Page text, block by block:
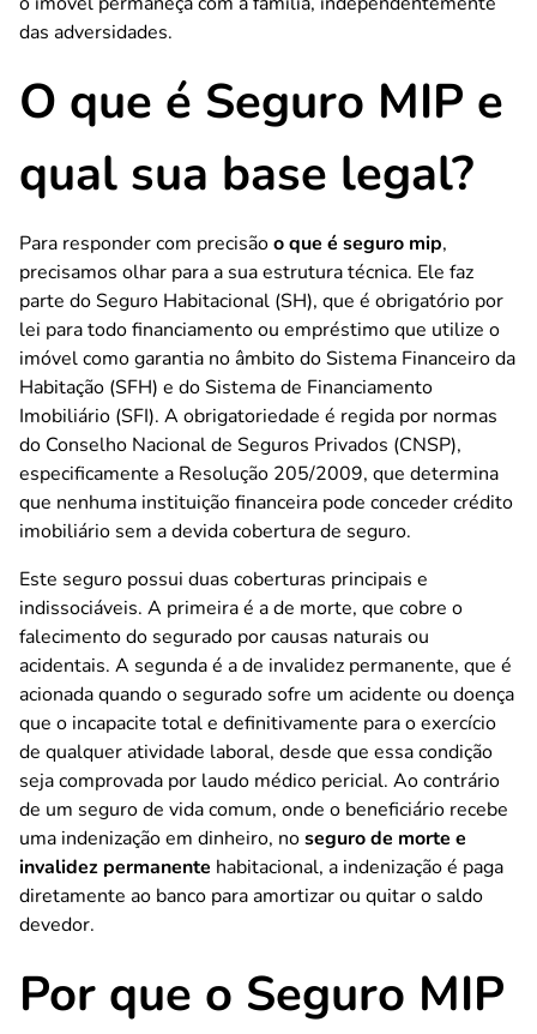
das adversidades.
O que é Seguro MIP e
qual sua base legal?
Para responder com precisãoo que é seguro mip,
precisamos olhar para a sua estrutura técnica. Ele faz
parte do Seguro Habitacional (SH), que é obrigatório por
lei para todo financiamento ou empréstimo que utilize o
imóvel como garantia no âmbito do Sistema Financeiro da
Habitação (SFH) e do Sistema de Financiamento
Imobiliário (SFI). A obrigatoriedade é regida por normas
do Conselho Nacional de Seguros Privados (CNSP),
especificamente a Resolução 205/2009, que determina
que nenhuma instituição financeira pode conceder crédito
imobiliário sem a devida cobertura de seguro.
Este seguro possui duas coberturas principais e
indissociáveis. A primeira é a de morte, que cobre o
falecimento do segurado por causas naturais ou
acidentais. A segunda é a de invalidez permanente, que é
acionada quando o segurado sofre um acidente ou doença
que o incapacite total e definitivamente para o exercício
de qualquer atividade laboral, desde que essa condição
seja comprovada por laudo médico pericial. Ao contrário
de um seguro de vida comum, onde o beneficiário recebe
uma indenização em dinheiro, noseguro de morte e
invalidez permanente habitacional, a indenização é paga
diretamente ao banco para amortizar ou quitar o saldo
devedor.
Por que o Seguro MIP